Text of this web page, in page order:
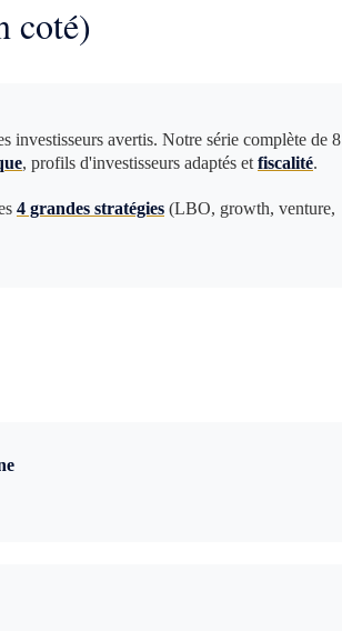
coté)
investisseurs avertis. Notre série complète de 8
, profils d'investisseurs adaptés et fiscalité.
4 grandes stratégies (LBO, growth, venture,